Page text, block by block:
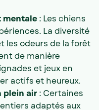
mentale : Les chiens
La diversité
les odeurs de la forêt
de manière
et jeux en
actifs et heureux.
plein air : Certaines
adaptés aux